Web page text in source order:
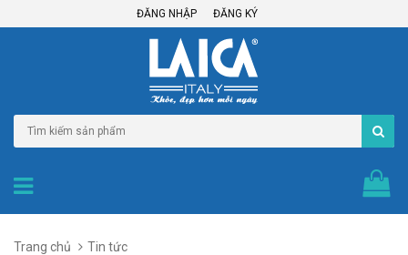
ĐĂNG NHẬP ĐĂNG KÝ
Trang chủ
Tin tức